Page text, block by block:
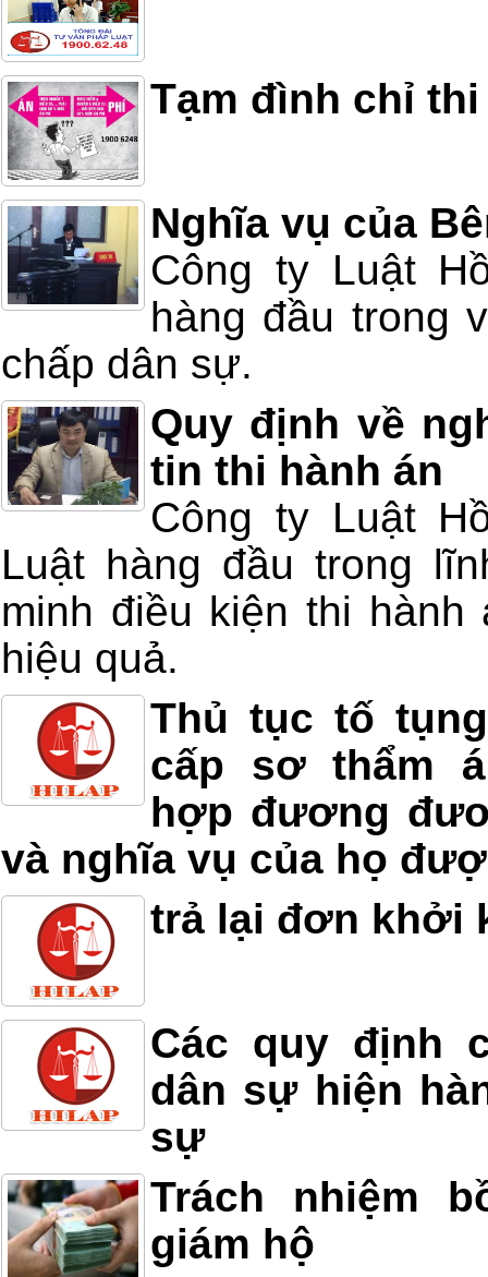
Tạm đình chỉ
Nghĩa vụ của
Công ty Luật
hàng đầu trong
chấp dân sự.
Quy định về
tin thi hành án
Công ty Luật
Luật hàng đầu trong
minh điều kiện thi
hiệu quả.
Thủ tục tố
cấp sơ thẩm
hợp đương
và nghĩa vụ của họ
trả lại đơn khởi
Các quy định
dân sự hiện
sự
Trách nhiệm
giám hộ